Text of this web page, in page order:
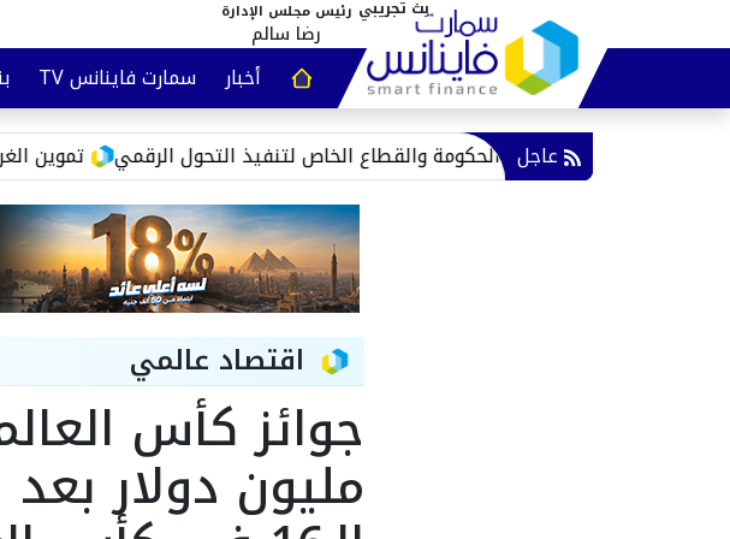
رئيس مجلس الإدارة
رضا سالم
أخبار
سمارت فاينانس TV
عقارات وتأمين
وعي مالي عاجل تموين الغربية يوجه ضربات قوية تدعو لتكامل الحكومة والقطاع الخاص لتنفيذ التحول الرقمي
اقتصاد عالمي
مليون دولار